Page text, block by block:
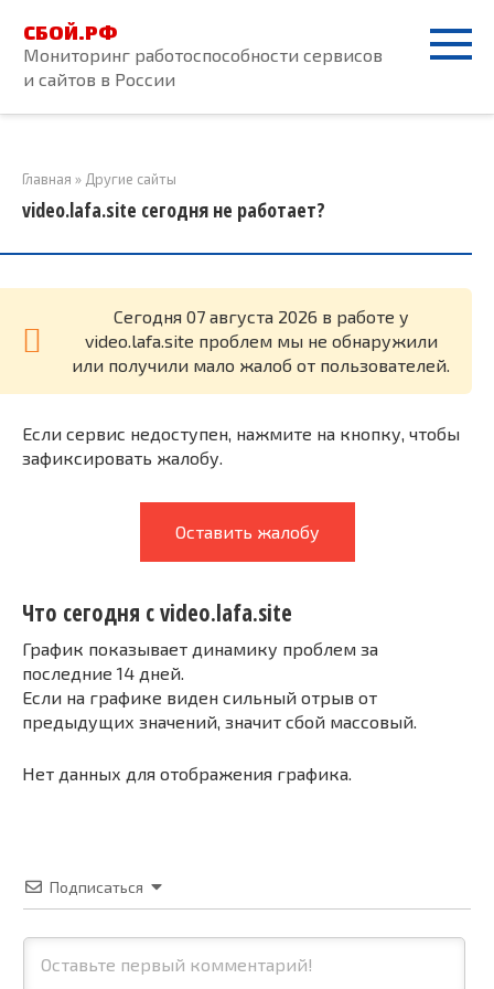
контенту
СБОЙ.РФ
Мониторинг работоспособности сервисов
и сайтов в России
Главная » Другие сайты
video.lafa.site сегодня не работает?
Cегодня 07 августа 2026 в работе у
video.lafa.site проблем мы не обнаружили
или получили мало жалоб от пользователей.
Если сервис недоступен, нажмите на кнопку, чтобы
зафиксировать жалобу.
Оставить жалобу
Что сегодня с video.lafa.site
График показывает динамику проблем за
последние 14 дней.
Если на графике виден сильный отрыв от
предыдущих значений, значит сбой массовый.
Нет данных для отображения графика.
Подписаться